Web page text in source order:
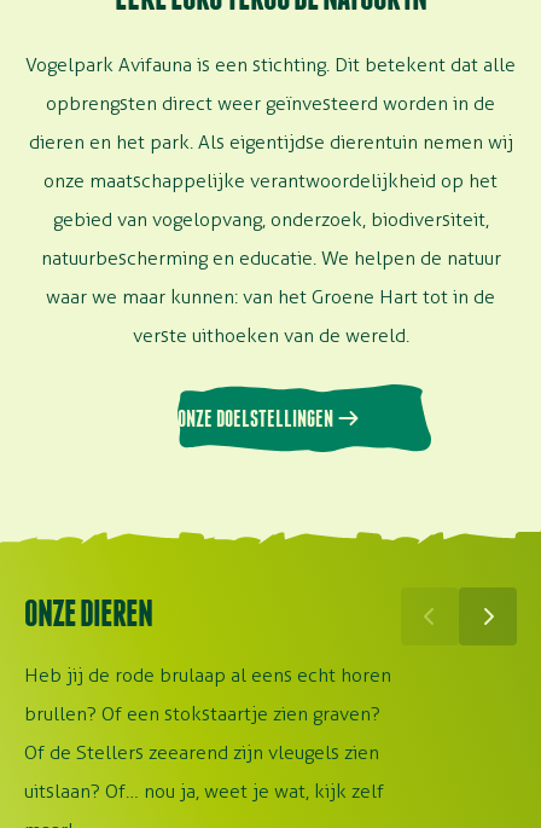
Vogelpark Avifauna is een stichting. Dit betekent dat alle
opbrengsten direct weer geïnvesteerd worden in de
dieren en het park. Als eigentijdse dierentuin nemen wij
onze maatschappelijke verantwoordelijkheid op het
gebied van vogelopvang, onderzoek, biodiversiteit,
natuurbescherming en educatie. We helpen de natuur
waar we maar kunnen: van het Groene Hart tot in de
verste uithoeken van de wereld.
ONZE DOELSTELLINGEN
ONZE DIEREN
Heb jij de rode brulaap al eens echt horen
brullen? Of een stokstaartje zien graven?
Of de Stellers zeearend zijn vleugels zien
uitslaan? Of… nou ja, weet je wat, kijk zelf